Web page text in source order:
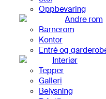
Oppbevaring
Andre rom
Barnerom
Kontor
Entré og
Interiør
Tepper
Galleri
Belysning